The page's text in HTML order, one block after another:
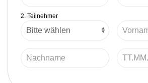
2. Teilnehmer